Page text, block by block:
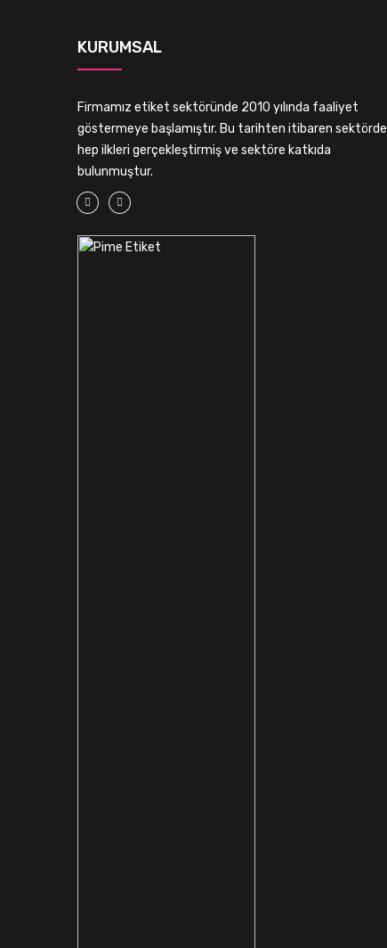
KURUMSAL
Firmamız etiket sektöründe 2010 yılında faaliyet
göstermeye başlamıştır. Bu tarihten itibaren sektörde
hep ilkleri gerçekleştirmiş ve sektöre katkıda
bulunmuştur.